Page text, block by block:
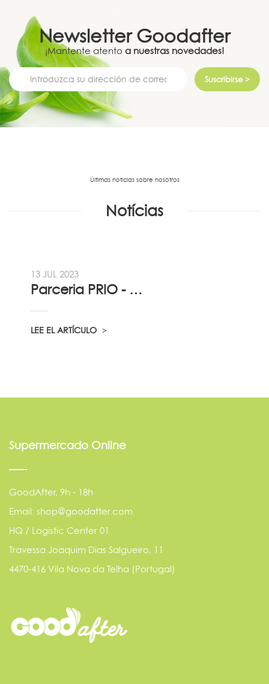
Newsletter Goodafter
¡Mantente atento a nuestras novedades!
Suscribirse >
Últimas noticias sobre nosotros
Notícias
13 JUL 2023
Parceria PRIO - Viadireta - Goodafter...
LEE EL ARTÍCULO
Supermercado Online
GoodAfter, 9h - 18h
Email: shop@goodafter.com
HQ / Logistic Center 01
Travessa Joaquim Dias Salgueiro, 11
4470-416 Vila Nova da Telha (Portugal)